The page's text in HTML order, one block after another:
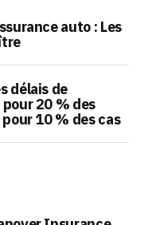
auto : Les
délais de
20 % des
10 % des cas